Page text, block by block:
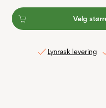
Velg
Lynrask levering